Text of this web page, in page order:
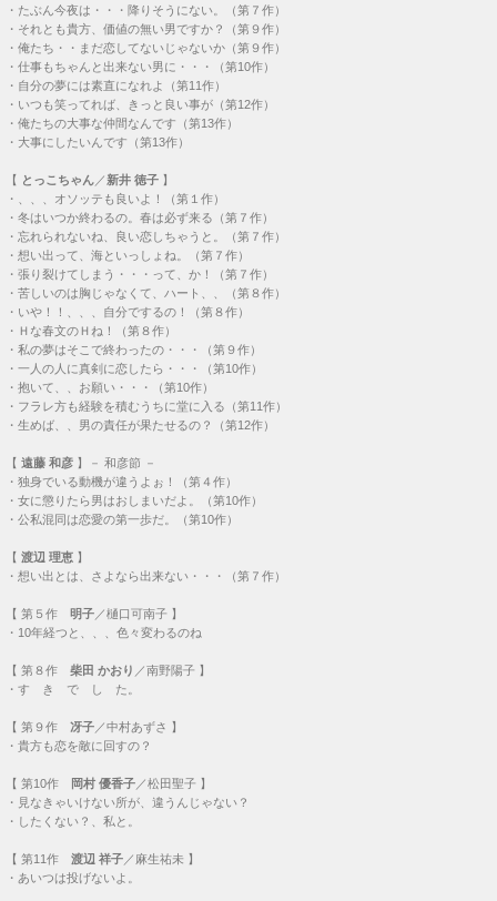
・ たぶん今夜は・・・降りそうにない。（第７作）
・ それとも貴方、価値の無い男ですか？（第９作）
・ 俺たち・・まだ恋してないじゃないか（第９作）
・ 仕事もちゃんと出来ない男に・・・（第10作）
・ 自分の夢には素直になれよ（第11作）
・ いつも笑ってれば、きっと良い事が（第12作）
・ 俺たちの大事な仲間なんです（第13作）
・ 大事にしたいんです（第13作）
【 とっこちゃん ／新井 徳子 】
・
、、、オソッテも良いよ！（第１作）
・ 冬はいつか終わるの。春は必ず来る（第７作）
・ 忘れられないね、良い恋しちゃうと。（第７作）
・ 想い出って、海といっしょね。（第７作）
・ 張り裂けてしまう・・・って、か！（第７作）
・ 苦しいのは胸じゃなくて、ハート、、（第８作）
・ いや！！、、、自分でするの！（第８作）
・ Ｈな春文のＨね！（第８作）
・ 私の夢はそこで終わったの・・・（第９作）
・ 一人の人に真剣に恋したら・・・（第10作）
・ 抱いて、、お願い・・・（第10作）
・ フラレ方も経験を積むうちに堂に入る（第11作）
・ 生めば、、男の責任が果たせるの？（第12作）
【 遠藤 和彦 】－ 和彦節 －
・ 独身でいる動機が違うよぉ！（第４作）
・ 女に懲りたら男はおしまいだよ。（第10作）
・ 公私混同は恋愛の第一歩だ。（第10作）
【 渡辺 理恵 】
・ 想い出とは、さよなら出来ない・・・（第７作）
【 第５作 明子 ／樋口可南子 】
・ 10年経つと、、、色々変わるのね
【 第８作 柴田 かおり ／南野陽子 】
・ す き で し た。
【 第９作 冴子 ／中村あずさ 】
・ 貴方も恋を敵に回すの？
【 第10作 岡村 優香子 ／松田聖子 】
・ 見なきゃいけない所が、違うんじゃない？
・ したくない？、私と。
【 第11作 渡辺 祥子 ／麻生祐未 】
・ あいつは投げないよ。